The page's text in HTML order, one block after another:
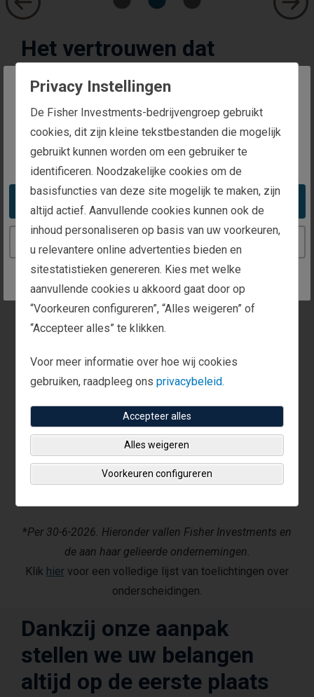
The website you are trying to reach is
intended for investors in Belgium
You appear to be in the United States
Take me to the United States website
Continue to the Belgium website
Het vertrouwen dat
cliënten in ons stellen
Fisher Investments en de aan haar gelieerde
ondernemingen worden wereldwijd erkend
door verschillende instellingen.*
210.000
individuen, gezinnen, bedrijven en
institutionele instellingen van over de hele
wereld
*Per 30-6-2026. Hieronder vallen Fisher Investments en
de aan haar gelieerde ondernemingen
Klik hier voor een volledige lijst van toelichtingen over
onderscheidingen.
Dankzij onze aanpak
stellen we uw belangen
altijd op de eerste plaats
Privacy Instellingen
De Fisher Investments-bedrijvengroep gebruikt
cookies, dit zijn kleine tekstbestanden die mogelijk
gebruikt kunnen worden om een gebruiker te
identificeren. Noodzakelijke cookies om de
basisfuncties van deze site mogelijk te maken, zijn
altijd actief. Aanvullende cookies kunnen ook de
inhoud personaliseren op basis van uw voorkeuren,
u relevantere online advertenties bieden en
sitestatistieken genereren. Kies met welke
aanvullende cookies u akkoord gaat door op
“Voorkeuren configureren”, “Alles weigeren” of
“Accepteer alles” te klikken.
Voor meer informatie over hoe wij cookies
gebruiken, raadpleeg ons privacybeleid.
Accepteer alles
Alles weigeren
Voorkeuren configureren